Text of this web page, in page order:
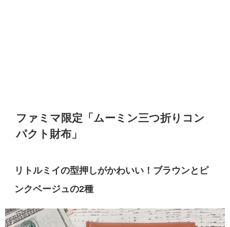
ファミマ限定「ムーミン三つ折りコン
パクト財布」
リトルミイの型押しがかわいい！ブラウンとピ
ンクベージュの2種